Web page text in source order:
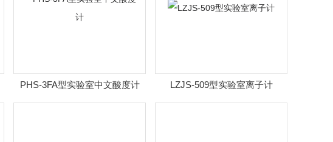
PHS-3FA型实验室中文酸度计 LZJS-509型实验室离子计